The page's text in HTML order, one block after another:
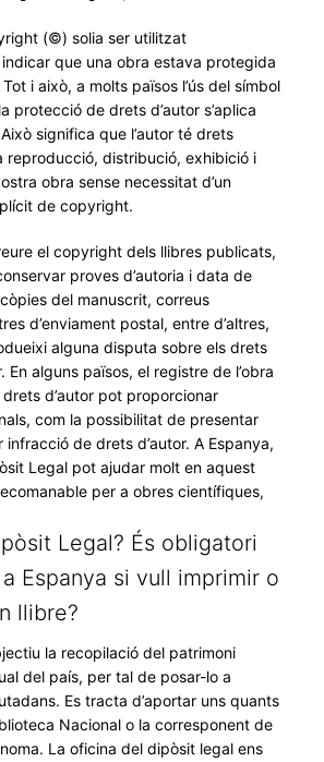
(©) solia ser utilitzat
que una obra estava protegida
i això, a molts països l’ús del símbol
protecció de drets d’autor s’aplica
significa que l’autor té drets
reproducció, distribució, exhibició i
obra sense necessitat d’un
de copyright.
el copyright dels llibres publicats,
proves d’autoria i data de
del manuscrit, correus
d’enviament postal, entre d’altres,
alguna disputa sobre els drets
En alguns països, el registre de l’obra
d’autor pot proporcionar
com la possibilitat de presentar
de drets d’autor. A Espanya,
Legal pot ajudar molt en aquest
per a obres científiques,
Legal? És obligatori
Espanya si vull imprimir o
llibre?
la recopilació del patrimoni
del país, per tal de posar-lo a
Es tracta d’aportar uns quants
Nacional o la corresponent de
La oficina del dipòsit legal ens